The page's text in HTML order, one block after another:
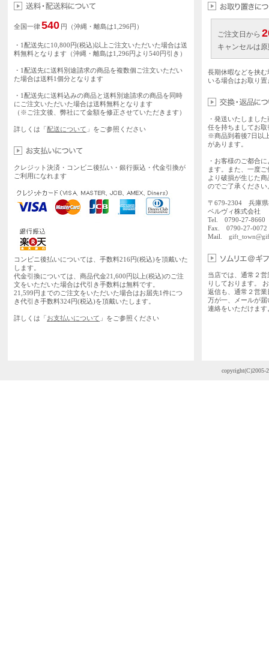
全国一律540 円（沖縄・離島は1,296円）
・1配送先に10,800円(税込)以上ご注文いただいた場合は送
料無料となります（沖縄・離島は1,296円より540円引き）
・1配送先に送料別途請求の商品を複数個ご注文いただい
た場合は送料1個分となります
・1配送先に送料込みの商品と送料別途請求の商品を同時
にご注文いただいた場合は送料無料となります
（※ご注文後、弊社にて金額を修正させていただきます）
詳しくは「配送について 」をご参照ください
クレジット決済・コンビニ後払い・銀行振込・代金引換が
ご利用になれます
コンビニ後払いについては、手数料216円(税込)を頂戴いた
します。
代金引換については、商品代金21,600円以上(税込)のご注
文をいただいた場合は代引き手数料は無料です。
21,599円までのご注文をいただいた場合はお届先1件につ
き代引き手数料324円(税込)を頂戴いたします。
詳しくは「お支払いについて 」をご参照ください
ご注文日から
キャンセルは
長期休暇などを挟
いる場合はお取り
・発送いたしまし
任を持ちましてお
※商品到着後7日以
があります。
・お客様のご都合
ます。また、一度
より破損が生じた
のでご了承ください
〒679-2304 兵庫県
ベルヴィ株式会社
Tel. 0790-27-
Fax. 0790-27-0072
Mail.
当店では、通常２
りしております。
返信も、通常２営
万が一、メールが
連絡をいただけま
copyright(C)2005-